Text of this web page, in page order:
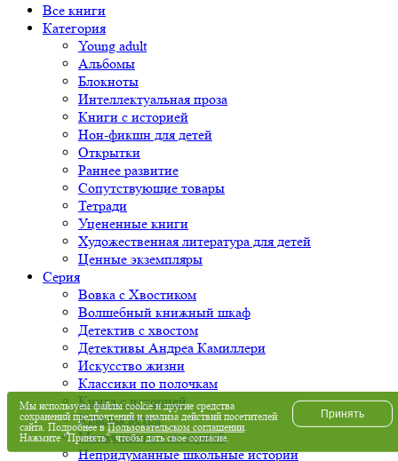
Все книги
Категория
Young adult
Альбомы
Блокноты
Интеллектуальная проза
Книги с историей
Нон-фикшн для детей
Открытки
Раннее развитие
Сопутствующие товары
Тетради
Уцененные книги
Художественная литература для детей
Ценные экземпляры
Серия
Вовка с Хвостиком
Волшебный книжный шкаф
Детектив с хвостом
Детективы Андреа Камиллери
Искусство жизни
Классики по полочкам
Книга с историей
Крылья ветра
Малая книга с историей
Непридуманные школьные истории
Мы используем файлы cookie и другие средства
сохранений предпочтений и анализа действий посетителей
сайта. Подробнее вПользовательском соглашении.
Нажмите "Принять", чтобы дать свое согласие.
Принять